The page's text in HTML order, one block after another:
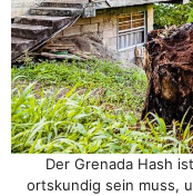
Der Grenada Hash
ortskundig sein muss,